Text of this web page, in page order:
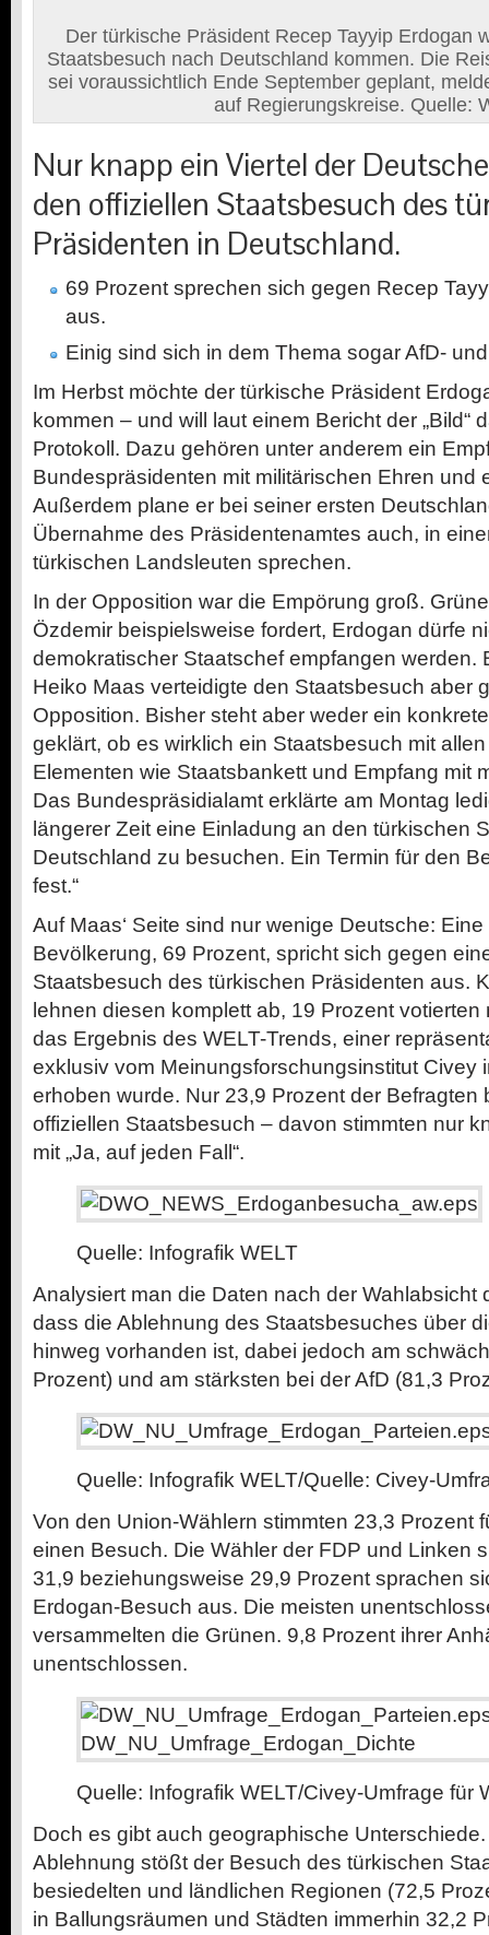
Der türkische Präsident Recep Tayyip Erdogan
Staatsbesuch nach Deutschland kommen. Die
sei voraussichtlich Ende September geplant,
auf Regierungskreise. Quelle:
Nur knapp ein Viertel der
den offiziellen Staatsbesuch des
Präsidenten in Deutschland.
69 Prozent sprechen sich gegen Recep
aus.
Einig sind sich in dem Thema sogar AfD-
Im Herbst möchte der türkische Präsident
kommen – und will laut einem Bericht der „Bild“
Protokoll. Dazu gehören unter anderem ein
Bundespräsidenten mit militärischen Ehren und
Außerdem plane er bei seiner ersten
Übernahme des Präsidentenamtes auch, in
türkischen Landsleuten sprechen.
In der Opposition war die Empörung groß.
Özdemir beispielsweise fordert, Erdogan dürfe
demokratischer Staatschef empfangen werden.
Heiko Maas verteidigte den Staatsbesuch aber
Opposition. Bisher steht aber weder ein
geklärt, ob es wirklich ein Staatsbesuch mit
Elementen wie Staatsbankett und Empfang mit
Das Bundespräsidialamt erklärte am Montag
längerer Zeit eine Einladung an den türkischen
Deutschland zu besuchen. Ein Termin für den
fest.“
Auf Maas‘ Seite sind nur wenige Deutsche:
Bevölkerung, 69 Prozent, spricht sich gegen
Staatsbesuch des türkischen Präsidenten aus.
lehnen diesen komplett ab, 19 Prozent votierten
das Ergebnis des WELT-Trends, einer
exklusiv vom Meinungsforschungsinstitut Civey
erhoben wurde. Nur 23,9 Prozent der Befragten
offiziellen Staatsbesuch – davon stimmten nur
mit „Ja, auf jeden Fall“.
Quelle: Infografik WELT
Analysiert man die Daten nach der Wahlabsicht
dass die Ablehnung des Staatsbesuches über
hinweg vorhanden ist, dabei jedoch am
Prozent) und am stärksten bei der AfD (81,3
Quelle: Infografik WELT/Quelle: Civey-
Von den Union-Wählern stimmten 23,3 Prozent
einen Besuch. Die Wähler der FDP und Linken
31,9 beziehungsweise 29,9 Prozent sprachen
Erdogan-Besuch aus. Die meisten
versammelten die Grünen. 9,8 Prozent ihrer
unentschlossen.
Quelle: Infografik WELT/Civey-Umfrage für
Doch es gibt auch geographische
Ablehnung stößt der Besuch des türkischen
besiedelten und ländlichen Regionen (72,5
in Ballungsräumen und Städten immerhin 32,2